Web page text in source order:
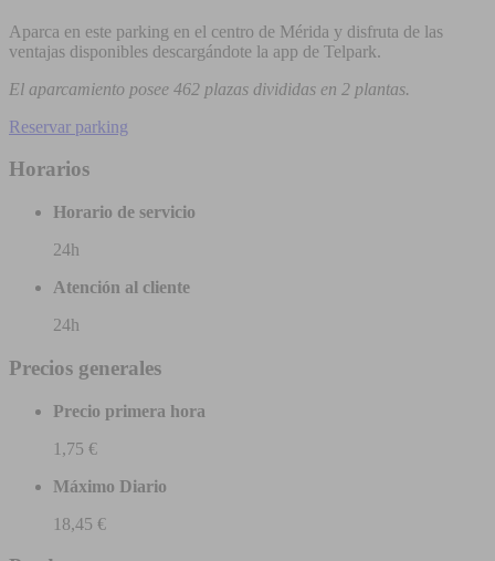
Aparca en este parking en el centro de Mérida y disfruta de las
ventajas disponibles descargándote la app de Telpark.
El aparcamiento posee 462 plazas divididas en 2 plantas.
Reservar parking
Horarios
Horario de servicio
24h
Atención al cliente
24h
Precios generales
Precio primera hora
1,75 €
Máximo Diario
18,45 €